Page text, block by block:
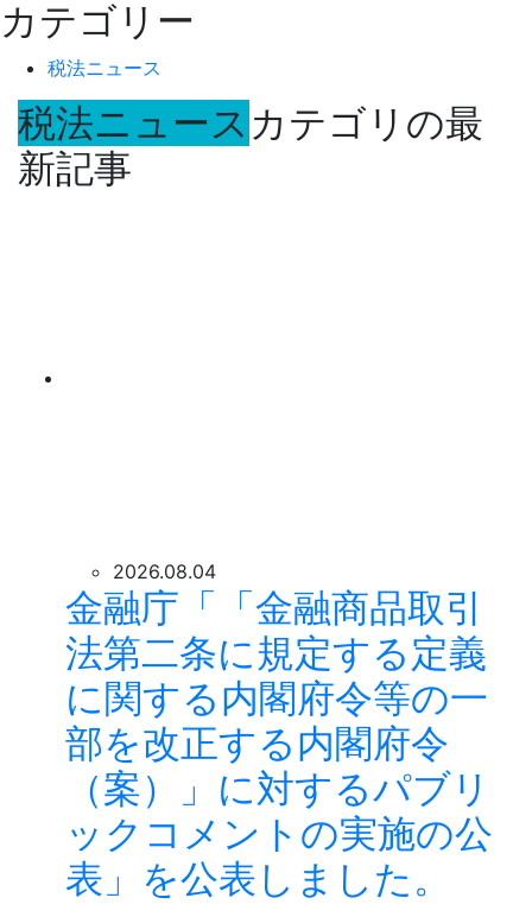
カテゴリー
税法ニュース
税法ニュース カテゴリの最
新記事
2026.08.04
金融庁「「金融商品取引
法第二条に規定する定義
に関する内閣府令等の一
部を改正する内閣府令
（案）」に対するパブリ
ックコメントの実施の公
表」を公表しました。